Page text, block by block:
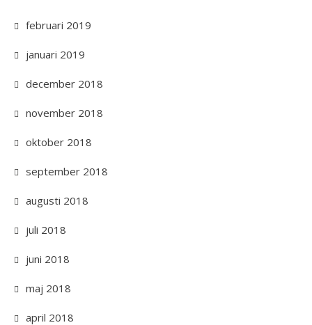
februari 2019
januari 2019
december 2018
november 2018
oktober 2018
september 2018
augusti 2018
juli 2018
juni 2018
maj 2018
april 2018